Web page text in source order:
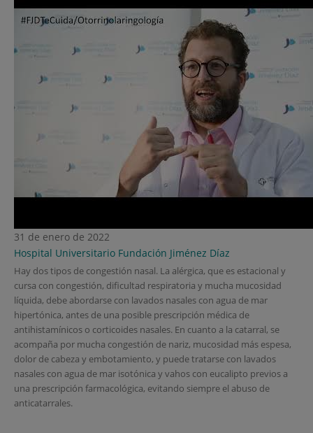
31 de enero de 2022
Hospital Universitario Fundación Jiménez Díaz
Hay dos tipos de congestión nasal. La alérgica, que es estacional y
cursa con congestión, dificultad respiratoria y mucha mucosidad
líquida, debe abordarse con lavados nasales con agua de mar
hipertónica, antes de una posible prescripción médica de
antihistamínicos o corticoides nasales. En cuanto a la catarral, se
acompaña por mucha congestión de nariz, mucosidad más espesa,
dolor de cabeza y embotamiento, y puede tratarse con lavados
nasales con agua de mar isotónica y vahos con eucalipto previos a
una prescripción farmacológica, evitando siempre el abuso de
anticatarrales.